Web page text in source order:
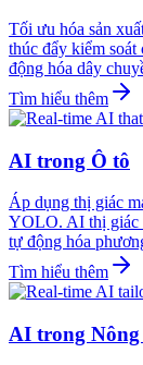
Tối ưu hóa sản
thúc đẩy kiểm
động hóa dây
Tìm hiểu thêm
AI trong Ô tô
Áp dụng thị giác
YOLO. AI thị giác
tự động hóa
Tìm hiểu thêm
AI trong Nông